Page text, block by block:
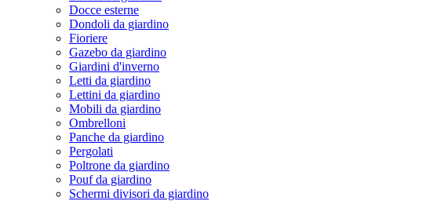
Docce esterne
Dondoli da giardino
Fioriere
Gazebo da giardino
Giardini d'inverno
Letti da giardino
Lettini da giardino
Mobili da giardino
Ombrelloni
Panche da giardino
Pergolati
Poltrone da giardino
Pouf da giardino
Schermi divisori da giardino